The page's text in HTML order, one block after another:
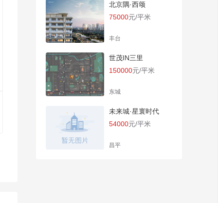
北京隅·西颂
75000元/平米
丰台
世茂IN三里
150000元/平米
东城
未来城·星寰时代
54000元/平米
昌平